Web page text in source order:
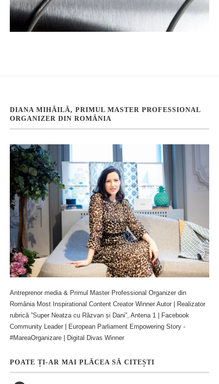
DIANA MIHĂILĂ, PRIMUL MASTER PROFESSIONAL
ORGANIZER DIN ROMÂNIA
Antreprenor media & Primul Master Professional Organizer din
România Most Inspirational Content Creator Winner Autor | Realizator
rubrică ”Super Neatza cu Răzvan și Dani”, Antena 1 | Facebook
Community Leader | European Parliament Empowering Story -
#MareaOrganizare | Digital Divas Winner
POATE ȚI-AR MAI PLĂCEA SĂ CITEȘTI